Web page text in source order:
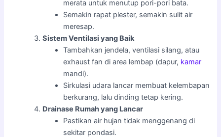
merata untuk menutup pori-pori bata.
Semakin rapat plester, semakin sulit air
meresap.
Sistem Ventilasi yang Baik
Tambahkan jendela, ventilasi silang, atau
exhaust fan di area lembap (dapur, kamar
mandi).
Sirkulasi udara lancar membuat kelembapan
berkurang, lalu dinding tetap kering.
Drainase Rumah yang Lancar
Pastikan air hujan tidak menggenang di
sekitar pondasi.